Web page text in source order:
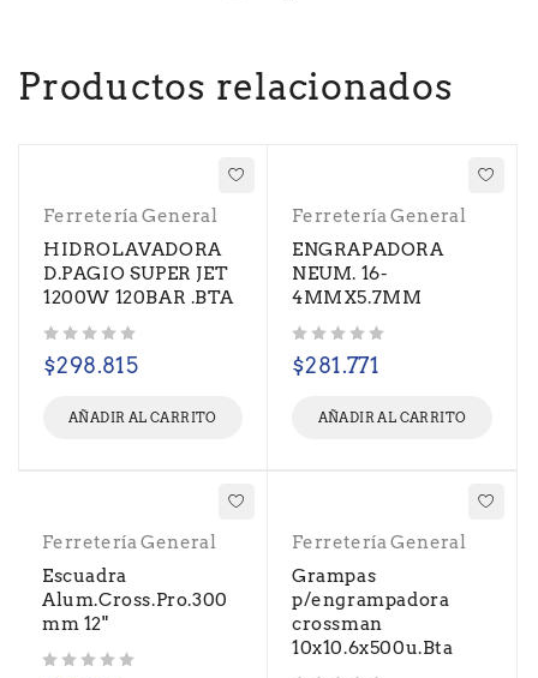
Productos relacionados
Ferretería General
HIDROLAVADORA
D.PAGIO SUPER JET
1200W 120BAR .BTA
$298.815
AÑADIR AL CARRITO
Ferretería General
ENGRAPADORA
NEUM. 16-
4MMX5.7MM
$281.771
AÑADIR AL CARRITO
Ferretería General
Escuadra
Alum.Cross.Pro.300
mm 12"
Ferretería General
Grampas
p/engrampadora
crossman
10x10.6x500u.Bta